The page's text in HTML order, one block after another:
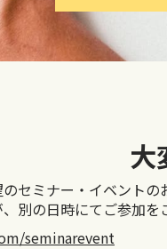
大
セミナー・イベントの
別の日時にてご参加を
seminarevent